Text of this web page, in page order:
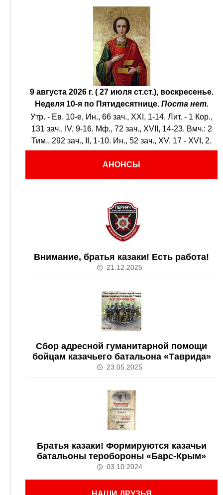
9 августа 2026 г. ( 27 июля ст.ст.), воскресенье.
Неделя 10-я по Пятидесятнице. Поста нет.
Утр. - Ев. 10-е, Ин., 66 зач., XXI, 1-14. Лит. - 1 Кор.,
131 зач., IV, 9-16. Мф., 72 зач., XVII, 14-23. Вмч.: 2
Тим., 292 зач., II, 1-10. Ин., 52 зач., XV, 17 - XVI, 2.
АНОНСЫ
Внимание, братья казаки! Есть работа!
21.12.2025
Сбор адресной гуманитарной помощи
бойцам казачьего батальона «Таврида»
23.05.2025
Братья казаки! Формируются казачьи
батальоны теробороны «Барс-Крым»
03.10.2024